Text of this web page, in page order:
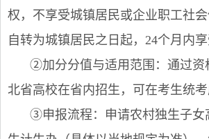
权，不享受城镇居民或企业职工社
自转为城镇居民之日起，24个月内
②加分分值与适用范围：通过资
北省高校在省内招生，可在考生统
③申报流程：申请农村独生子女